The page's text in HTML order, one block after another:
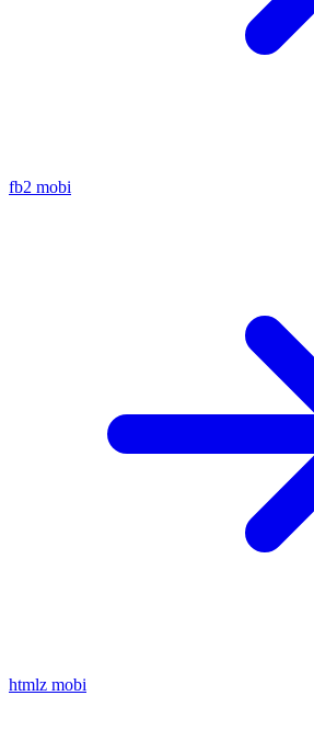
fb2 mobi
htmlz mobi